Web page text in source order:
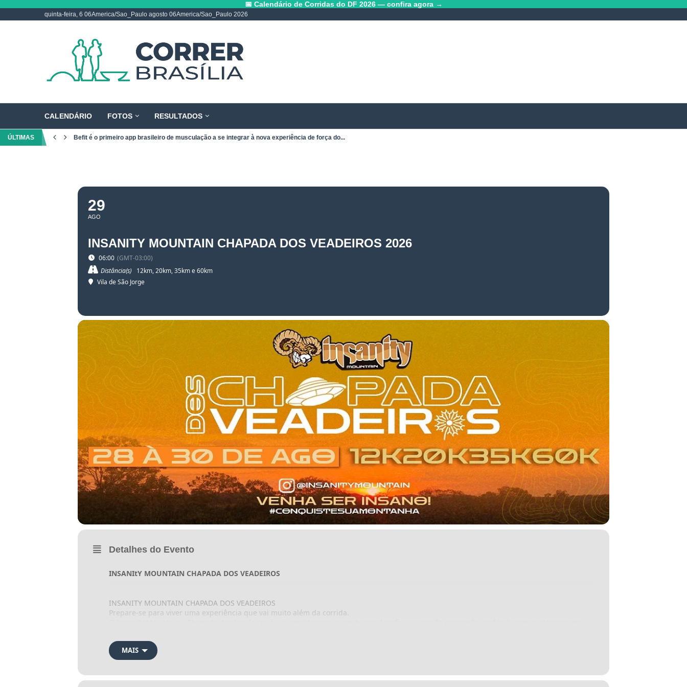
📅 Calendário de Corridas do DF 2026 — confira agora →
quinta-feira, 6 06America/Sao_Paulo agosto 06America/Sao_Paulo 2026
CALENDÁRIO FOTOS RESULTADOS
ÚLTIMAS Befit é o primeiro app brasileiro de musculação a se integrar à nova experiência de força do...
29
AGO
INSANITY MOUNTAIN CHAPADA DOS VEADEIROS 2026
06:00 (GMT-03:00)
Distância(s)
12km, 20km, 35km e 60km
Vila de São Jorge
Detalhes do Evento
INSANItY MOUNTAIN CHAPADA DOS VEADEIROS
INSANITY MOUNTAIN CHAPADA DOS VEADEIROS
Prepare-se para viver uma experiência que vai muito além da corrida.
Localizada no coração do Cerrado, a Chapada dos Veadeiros oferece trilhas técnicas, paisagens de tirar o fôlego, cânions, cachoeiras e uma
energia única que transforma cada passo em uma conquista.
Aqui, o terreno exige respeito. A altimetria não é seu maior obstáculo. O clima desafia sua estratégia. E a natureza revela quem você
MAIS